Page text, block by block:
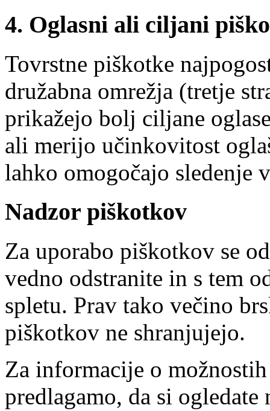
4. Oglasni ali ciljani
Tovrstne piškotke
družabna omrežja (tretje
prikažejo bolj ciljane
ali merijo učinkovitost
lahko omogočajo sledenje
Nadzor piškotkov
Za uporabo piškotkov se
vedno odstranite in s tem
spletu. Prav tako večino
piškotkov ne shranjujejo.
Za informacije o
predlagamo, da si ogledate